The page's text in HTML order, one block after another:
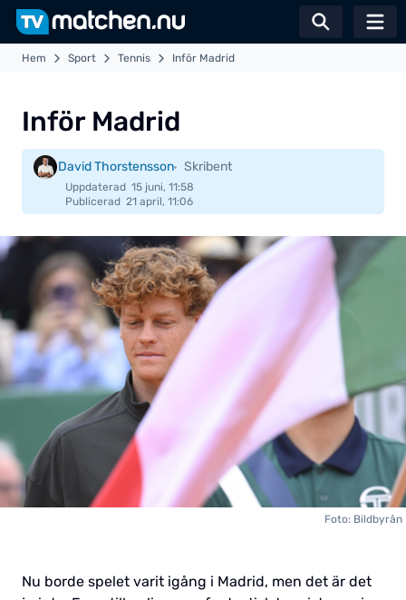
Växla
Hem Sport Tennis Inför Madrid
Inför Madrid
David Thorstensson Skribent
Uppdaterad 15 juni, 11:58
Publicerad 21 april, 11:06
Foto: Bildbyrån
Nu borde spelet varit igång i Madrid, men det är det